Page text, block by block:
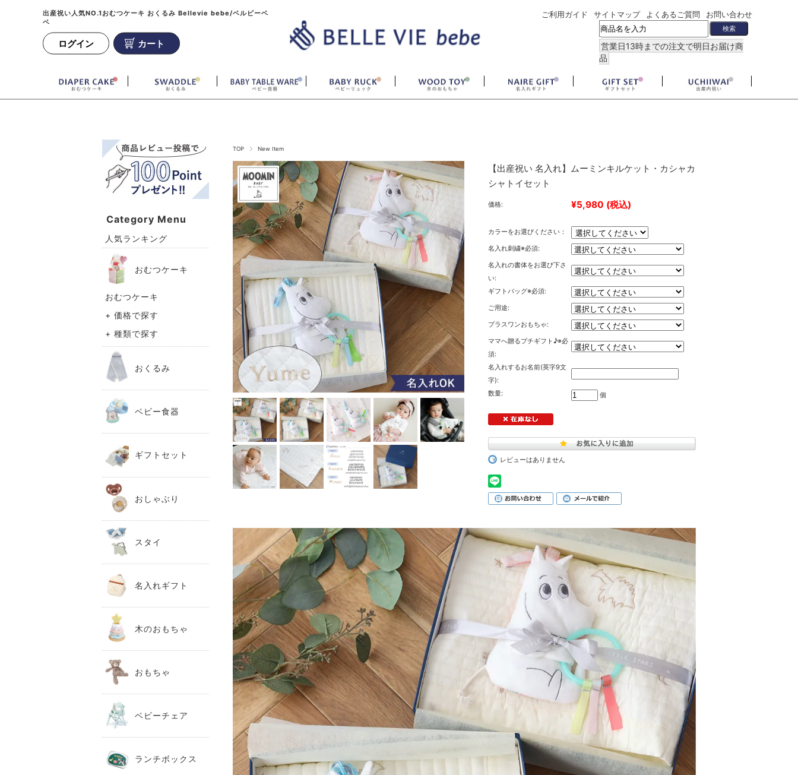
出産祝い人気NO.1おむつケーキ おくるみ Bellevie bebe/ベルビーベ
ベ
ログイン カート
ご利用ガイド サイトマップ よくあるご質問 お問い合わせ
営業日13時までの注文で明日お届け商
品
TOP New Item
【出産祝い 名入れ】ムーミンキルケット・カシャカ
シャトイセット
価格: ¥5,980 (税込)
カラーをお選びください：
名入れ刺繍※必須:
名入れの書体をお選び下さ
い:
ギフトバッグ※必須:
ご用途:
プラスワンおもちゃ:
ママへ贈るプチギフト♪※必
須:
名入れするお名前(英字9文
字):
数量:
個
レビューはありません
Category Menu
人気ランキング
おむつケーキ
おむつケーキ
+ 価格で探す
+ 種類で探す
おくるみ
ベビー食器
ギフトセット
おしゃぶり
スタイ
名入れギフト
木のおもちゃ
おもちゃ
ベビーチェア
ランチボックス